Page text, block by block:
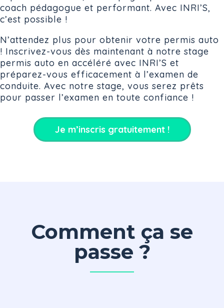
coach pédagogue et performant. Avec INRI’S,
c’est possible !
N’attendez plus pour obtenir votre permis auto
! Inscrivez-vous dès maintenant à notre stage
permis auto en accéléré avec INRI’S et
préparez-vous efficacement à l’examen de
conduite. Avec notre stage, vous serez prêts
pour passer l’examen en toute confiance !
Je m’inscris gratuitement !
Comment ça se
passe ?